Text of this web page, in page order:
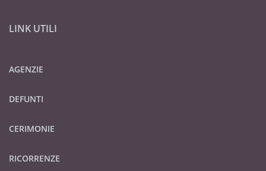
LINK UTILI
AGENZIE
DEFUNTI
CERIMONIE
RICORRENZE